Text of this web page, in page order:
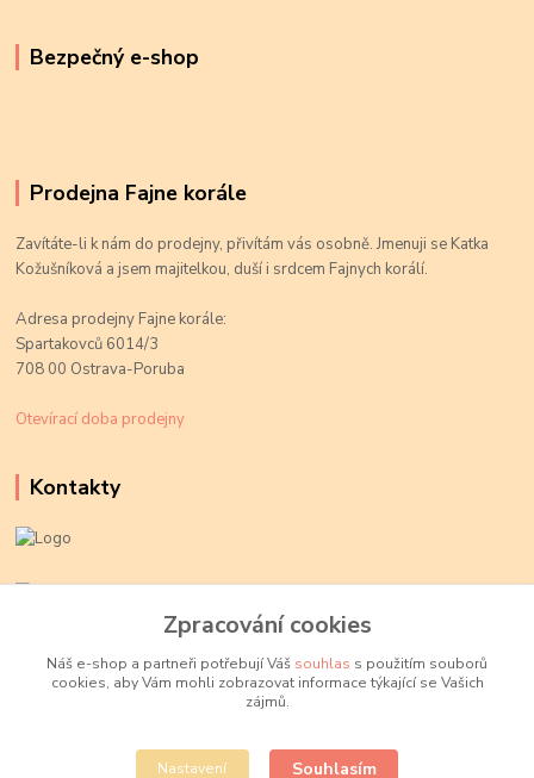
Bezpečný e-shop
Prodejna Fajne korále
Zavítáte-li k nám do prodejny, přivítám vás osobně. Jmenuji se Katka
Kožušníková a jsem majitelkou, duší i srdcem Fajnych korálí.
Adresa prodejny Fajne korále:
Spartakovců 6014/3
708 00 Ostrava-Poruba
Otevírací doba prodejny
Kontakty
+420 774 719 784
info@fajnekorale.cz
Zpracování cookies
Náš e-shop a partneři potřebují Váš souhlas s použitím souborů
cookies, aby Vám mohli zobrazovat informace týkající se Vašich
zájmů.
Nastavení Souhlasím